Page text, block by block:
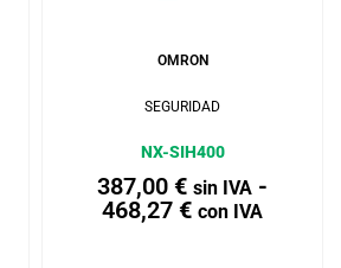
OMRON
SEGURIDAD
NX-SIH400
387,00€ sin IVA -
468,27€ con IVA